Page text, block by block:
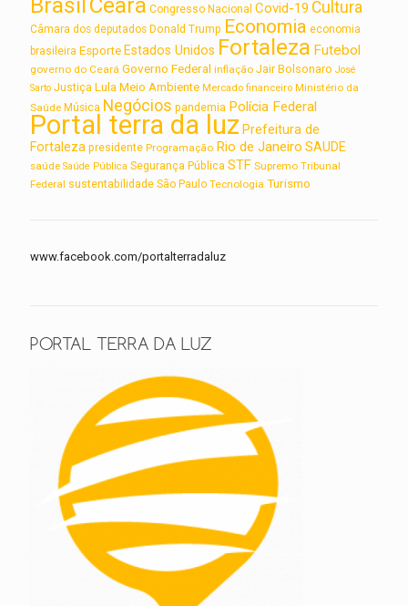
Brasil Ceará Congresso Nacional Covid-19 Cultura
Câmara dos deputados Donald Trump Economia economia
brasileira Esporte Estados Unidos Fortaleza Futebol
governo do Ceará Governo Federal inflação Jair Bolsonaro José
Sarto Justiça Lula Meio Ambiente Mercado financeiro Ministério da
Saúde Música Negócios pandemia Polícia Federal
Portal terra da luz Prefeitura de
Fortaleza presidente Programação Rio de Janeiro SAUDE
saúde Saúde Pública Segurança Pública STF Supremo Tribunal
Federal sustentabilidade São Paulo Tecnologia Turismo
www.facebook.com/portalterradaluz
PORTAL TERRA DA LUZ